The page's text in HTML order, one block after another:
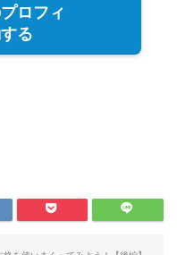
ロフィ
る